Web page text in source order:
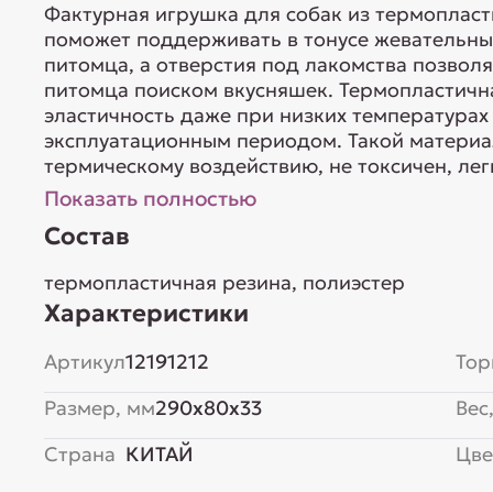
Фактурная игрушка для собак из
поможет поддерживать в тонусе
питомца, а отверстия под лакомства
питомца поиском вкусняшек.
эластичность даже при низких
эксплуатационным периодом. Такой
термическому воздействию, не токсичен,
Показать полностью
Состав
термопластичная резина, полиэстер
Характеристики
Артикул12191212
Размер, мм290x80x33
Страна КИТАЙ